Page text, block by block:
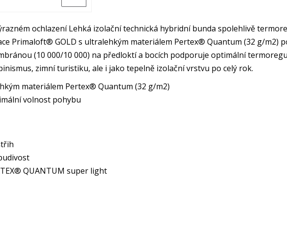
ochlazení Lehká izolační technická hybridní bunda spolehlivě
Primaloft® GOLD s ultralehkým materiálem Pertex® Quantum (32 g/m2)
(10 000/10 000) na předloktí a bocích podporuje optimální
zimní turistiku, ale i jako tepelně izolační vrstvu po celý rok.
materiálem Pertex® Quantum (32 g/m2)
volnost pohybu
QUANTUM super light